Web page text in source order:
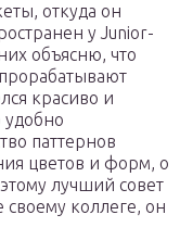
откуда он
у Junior-
объясню, что
красиво и
паттернов
цветов и форм, о
лучший совет
своему коллеге, он